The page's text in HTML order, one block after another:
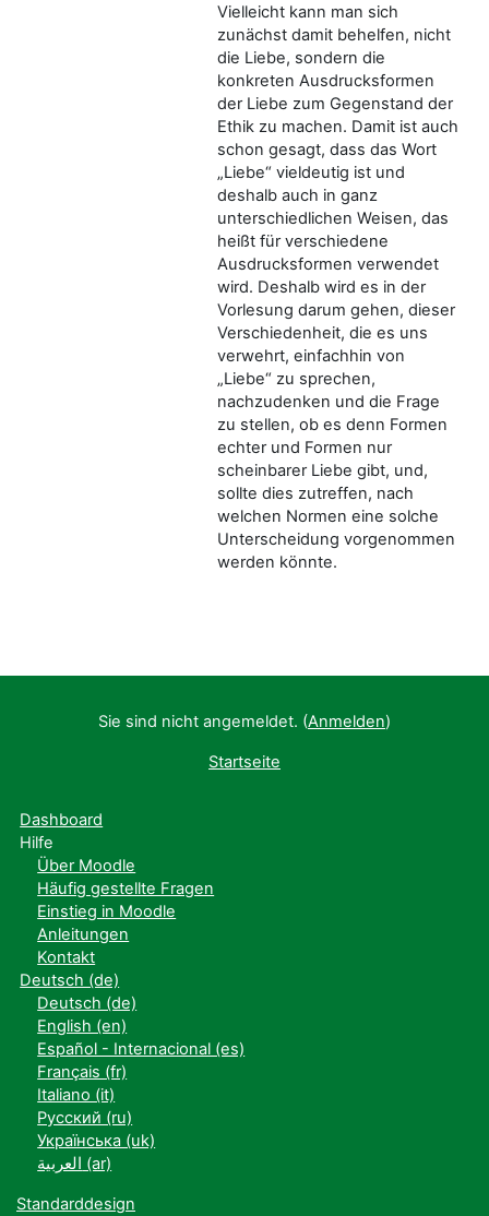
Vielleicht kann man sich
zunächst damit behelfen, nicht
die Liebe, sondern die
konkreten Ausdrucksformen
der Liebe zum Gegenstand der
Ethik zu machen. Damit ist auch
schon gesagt, dass das Wort
„Liebe“ vieldeutig ist und
deshalb auch in ganz
unterschiedlichen Weisen, das
heißt für verschiedene
Ausdrucksformen verwendet
wird. Deshalb wird es in der
Vorlesung darum gehen, dieser
Verschiedenheit, die es uns
verwehrt, einfachhin von
„Liebe“ zu sprechen,
nachzudenken und die Frage
zu stellen, ob es denn Formen
echter und Formen nur
scheinbarer Liebe gibt, und,
sollte dies zutreffen, nach
welchen Normen eine solche
Unterscheidung vorgenommen
werden könnte.
Sie sind nicht angemeldet. (Anmelden)
Startseite
Dashboard
Hilfe
Über Moodle
Häufig gestellte Fragen
Einstieg in Moodle
Anleitungen
Kontakt
Deutsch ‎(de)‎
Deutsch ‎(de)‎
English ‎(en)‎
Español - Internacional ‎(es)‎
Français ‎(fr)‎
Italiano ‎(it)‎
Русский ‎(ru)‎
Українська ‎(uk)‎
العربية ‎(ar)‎
Standarddesign